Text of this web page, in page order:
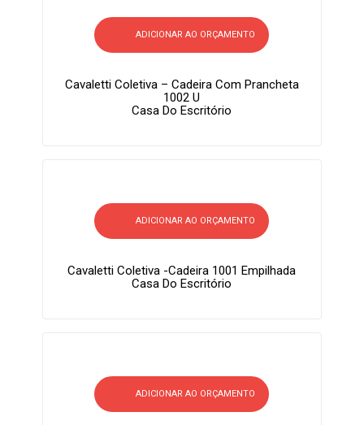
ADICIONAR AO ORÇAMENTO
Cavaletti Coletiva – Cadeira Com Prancheta
1002 U
Casa Do Escritório
ADICIONAR AO ORÇAMENTO
Cavaletti Coletiva -Cadeira 1001 Empilhada
Casa Do Escritório
ADICIONAR AO ORÇAMENTO